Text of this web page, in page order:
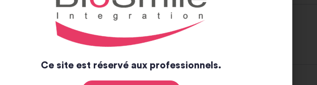
Ce site est réservé aux professionnels.